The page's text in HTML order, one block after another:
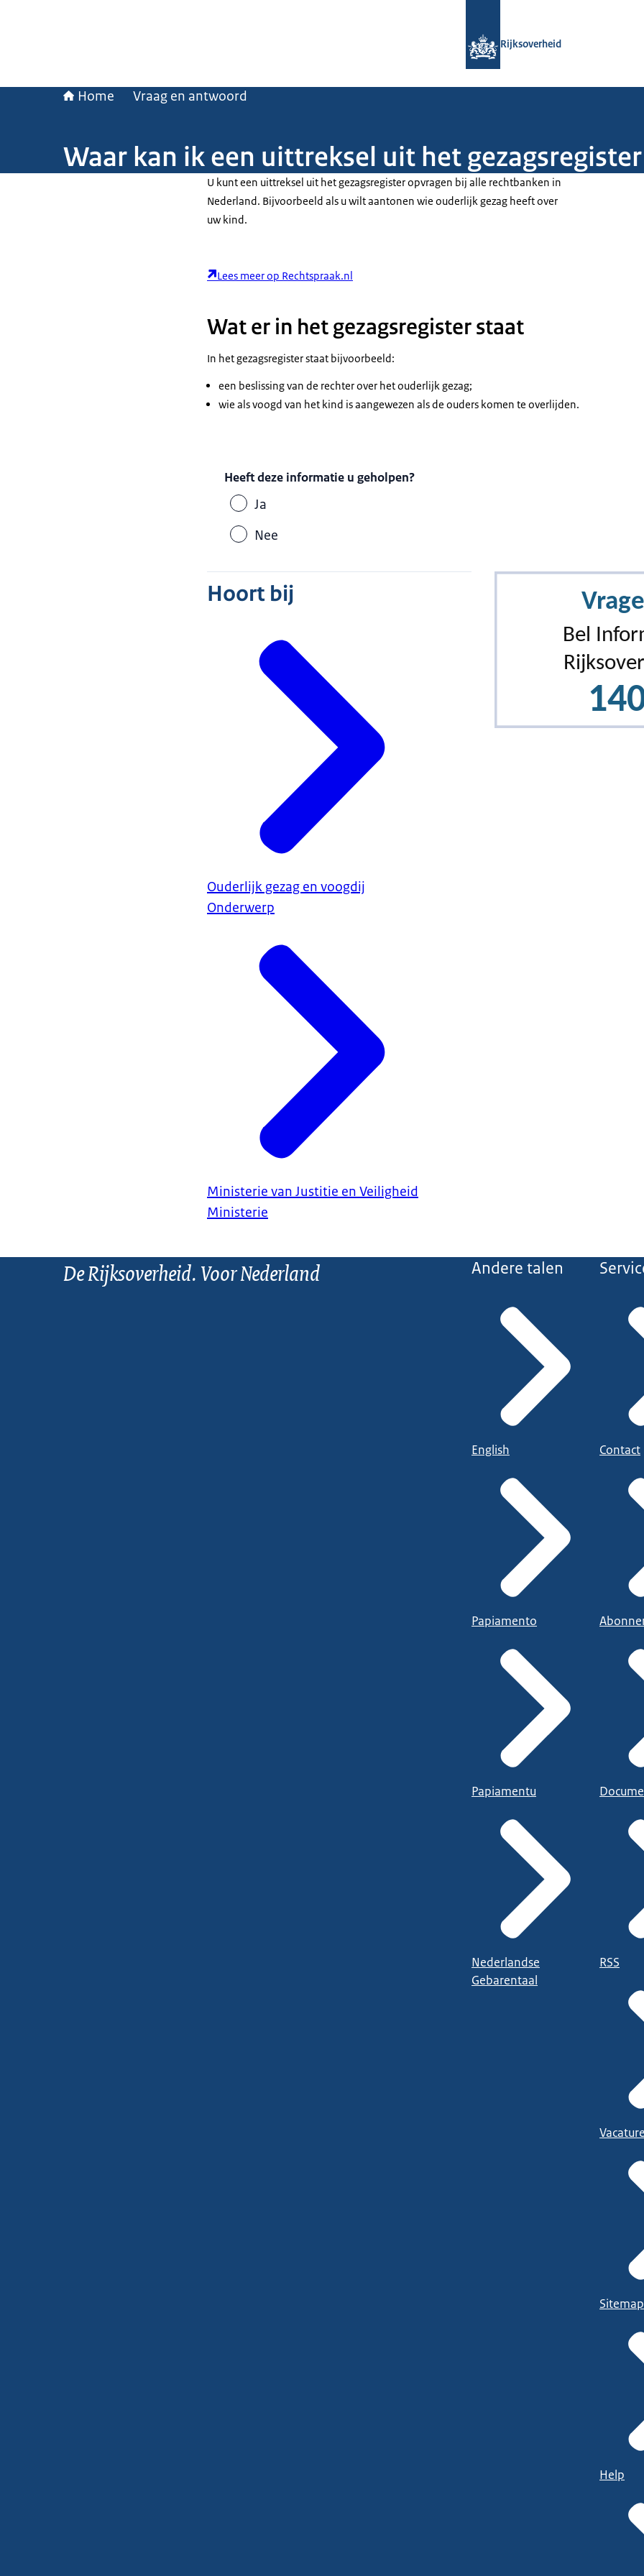
Rijksoverheid
Home Vraag en antwoord
Waar kan ik een uittreksel uit het
U kunt een uittreksel uit het gezagsregister opvragen bij alle rechtbanken in
Nederland. Bijvoorbeeld als u wilt aantonen wie ouderlijk gezag heeft over
uw kind.
Lees meer op Rechtspraak.nl
Wat er in het gezagsregister staat
In het gezagsregister staat bijvoorbeeld:
een beslissing van de rechter over het ouderlijk gezag;
wie als voogd van het kind is aangewezen als de ouders komen te overlijden.
Heeft deze informatie u geholpen?
Ja
Nee
Hoort bij
Ouderlijk gezag en voogdij
Onderwerp
Ministerie van Justitie en Veiligheid
Ministerie
De Rijksoverheid. Voor Nederland Andere talen
English
Papiamento
Papiamentu
Nederlandse
Gebarentaal
Contact
RSS
Sitemap
Help